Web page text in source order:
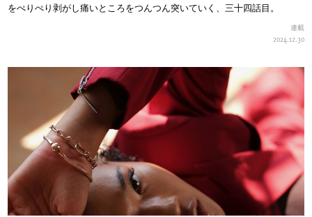
をぺりぺり剥がし痛いところをつんつん突いていく、三十四話目。
連載
2024.12.30